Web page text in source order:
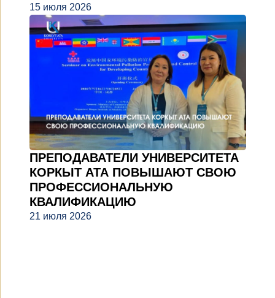
15 июля 2026
ПРЕПОДАВАТЕЛИ УНИВЕРСИТЕТА
КОРКЫТ АТА ПОВЫШАЮТ СВОЮ
ПРОФЕССИОНАЛЬНУЮ
КВАЛИФИКАЦИЮ
21 июля 2026